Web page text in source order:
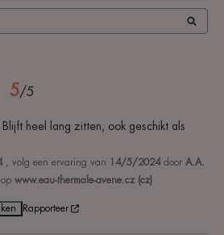
5/5
heel lang zitten, ook geschikt als
, volg een ervaring van 14/5/2024 door A.A.
www.eau-thermale-avene.cz (cz)
Rapporteer